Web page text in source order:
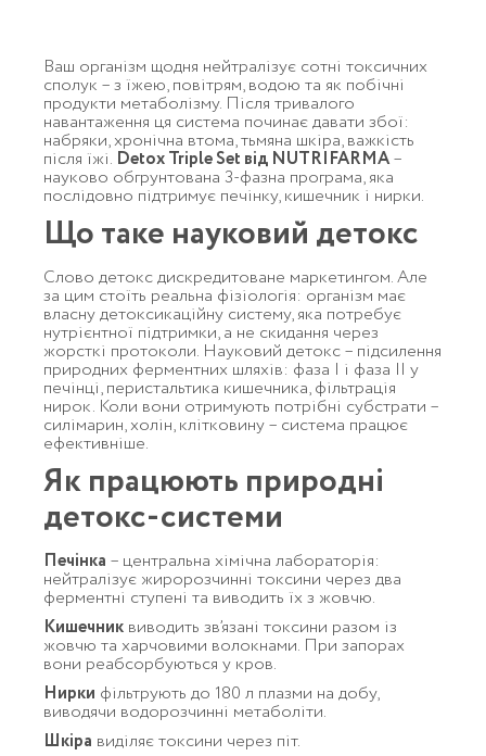
Ваш організм щодня нейтралізує сотні токсичних
сполук – з їжею, повітрям, водою та як побічні
продукти метаболізму. Після тривалого
навантаження ця система починає давати збої:
набряки, хронічна втома, тьмяна шкіра, важкість
після їжі. Detox Triple Set від NUTRIFARMA–
науково обгрунтована 3-фазна програма, яка
послідовно підтримує печінку, кишечник і нирки.
Що таке науковий детокс
Слово детокс дискредитоване маркетингом. Але
за цим стоїть реальна фізіологія: організм має
власну детоксикаційну систему, яка потребує
нутрієнтної підтримки, а не скидання через
жорсткі протоколи. Науковий детокс – підсилення
природних ферментних шляхів: фаза I і фаза II у
печінці, перистальтика кишечника, фільтрація
нирок. Коли вони отримують потрібні субстрати –
силімарин, холін, клітковину – система працює
ефективніше.
Як працюють природні
детокс-системи
Печінка – центральна хімічна лабораторія:
нейтралізує жиророзчинні токсини через два
ферментні ступені та виводить їх з жовчю.
Кишечник виводить зв’язані токсини разом із
жовчю та харчовими волокнами. При запорах
вони реабсорбуються у кров.
Нирки фільтрують до 180 л плазми на добу,
виводячи водорозчинні метаболіти.
Шкіра виділяє токсини через піт.